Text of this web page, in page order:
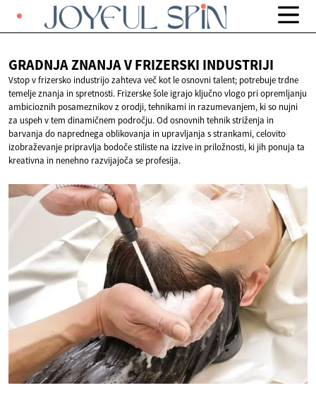
GRADNJA ZNANJA VFRIZERSKI INDUSTRIJI
Vstop v frizersko industrijo zahteva več kot le osnovni talent; potrebuje trdne
temelje znanja in spretnosti. Frizerske šole igrajo ključno vlogo pri opremljanju
ambicioznih posameznikov z orodji, tehnikami in razumevanjem, ki so nujni
za uspeh v tem dinamičnem področju. Od osnovnih tehnik striženja in
barvanja do naprednega oblikovanja in upravljanja s strankami, celovito
izobraževanje pripravlja bodoče stiliste na izzive in priložnosti, ki jih ponuja ta
kreativna in nenehno razvijajoča se profesija.